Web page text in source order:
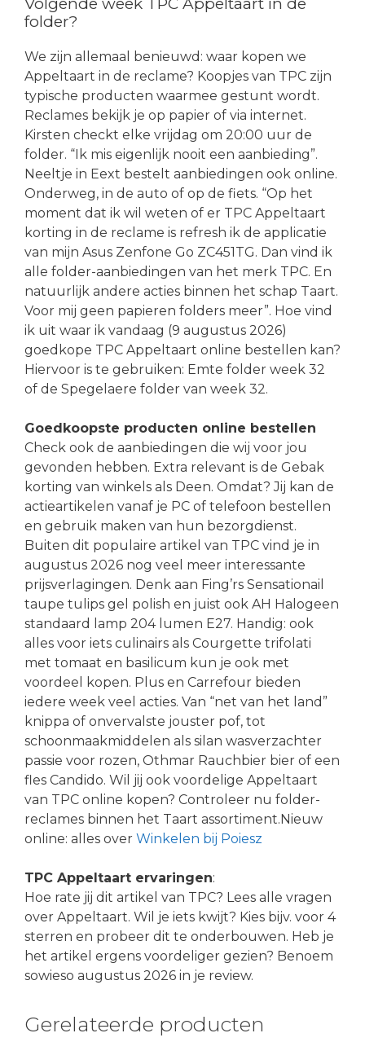
folder?
We zijn allemaal benieuwd: waar kopen we
Appeltaart in de reclame? Koopjes van TPC zijn
typische producten waarmee gestunt wordt.
Reclames bekijk je op papier of via internet.
Kirsten checkt elke vrijdag om 20:00 uur de
folder. “Ik mis eigenlijk nooit een aanbieding”.
Neeltje in Eext bestelt aanbiedingen ook online.
Onderweg, in de auto of op de fiets. “Op het
moment dat ik wil weten of er TPC Appeltaart
korting in de reclame is refresh ik de applicatie
van mijn Asus Zenfone Go ZC451TG. Dan vind ik
alle folder-aanbiedingen van het merk TPC. En
natuurlijk andere acties binnen het schap Taart.
Voor mij geen papieren folders meer”. Hoe vind
ik uit waar ik vandaag (9 augustus 2026)
goedkope TPC Appeltaart online bestellen kan?
Hiervoor is te gebruiken: Emte folder week 32
of de Spegelaere folder van week 32.
Goedkoopste producten online bestellen
Check ook de aanbiedingen die wij voor jou
gevonden hebben. Extra relevant is de Gebak
korting van winkels als Deen. Omdat? Jij kan de
actieartikelen vanaf je PC of telefoon bestellen
en gebruik maken van hun bezorgdienst.
Buiten dit populaire artikel van TPC vind je in
augustus 2026 nog veel meer interessante
prijsverlagingen. Denk aan Fing’rs Sensationail
taupe tulips gel polish en juist ook AH Halogeen
standaard lamp 204 lumen E27. Handig: ook
alles voor iets culinairs als Courgette trifolati
met tomaat en basilicum kun je ook met
voordeel kopen. Plus en Carrefour bieden
iedere week veel acties. Van “net van het land”
knippa of onvervalste jouster pof, tot
schoonmaakmiddelen als silan wasverzachter
passie voor rozen, Othmar Rauchbier bier of een
fles Candido. Wil jij ook voordelige Appeltaart
van TPC online kopen? Controleer nu folder-
reclames binnen het Taart assortiment.Nieuw
online: alles over Winkelen bij Poiesz
TPC Appeltaart ervaringen:
Hoe rate jij dit artikel van TPC? Lees alle vragen
over Appeltaart. Wil je iets kwijt? Kies bijv. voor 4
sterren en probeer dit te onderbouwen. Heb je
het artikel ergens voordeliger gezien? Benoem
sowieso augustus 2026 in je review.
Gerelateerde producten